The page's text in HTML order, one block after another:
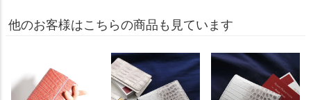
他のお客様はこちらの商品も見ています